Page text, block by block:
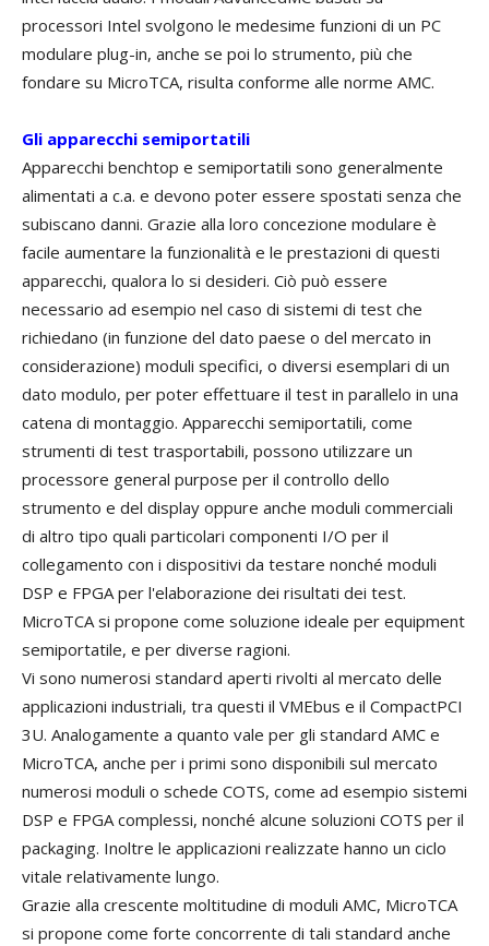
processori Intel svolgono le medesime funzioni di un PC
modulare plug-in, anche se poi lo strumento, più che
fondare su MicroTCA, risulta conforme alle norme AMC.
Gli apparecchi semiportatili
Apparecchi benchtop e semiportatili sono generalmente
alimentati a c.a. e devono poter essere spostati senza che
subiscano danni. Grazie alla loro concezione modulare è
facile aumentare la funzionalità e le prestazioni di questi
apparecchi, qualora lo si desideri. Ciò può essere
necessario ad esempio nel caso di sistemi di test che
richiedano (in funzione del dato paese o del mercato in
considerazione) moduli specifici, o diversi esemplari di un
dato modulo, per poter effettuare il test in parallelo in una
catena di montaggio. Apparecchi semiportatili, come
strumenti di test trasportabili, possono utilizzare un
processore general purpose per il controllo dello
strumento e del display oppure anche moduli commerciali
di altro tipo quali particolari componenti I/O per il
collegamento con i dispositivi da testare nonché moduli
DSP e FPGA per l'elaborazione dei risultati dei test.
MicroTCA si propone come soluzione ideale per equipment
semiportatile, e per diverse ragioni.
Vi sono numerosi standard aperti rivolti al mercato delle
applicazioni industriali, tra questi il VMEbus e il CompactPCI
3U. Analogamente a quanto vale per gli standard AMC e
MicroTCA, anche per i primi sono disponibili sul mercato
numerosi moduli o schede COTS, come ad esempio sistemi
DSP e FPGA complessi, nonché alcune soluzioni COTS per il
packaging. Inoltre le applicazioni realizzate hanno un ciclo
vitale relativamente lungo.
Grazie alla crescente moltitudine di moduli AMC, MicroTCA
si propone come forte concorrente di tali standard anche